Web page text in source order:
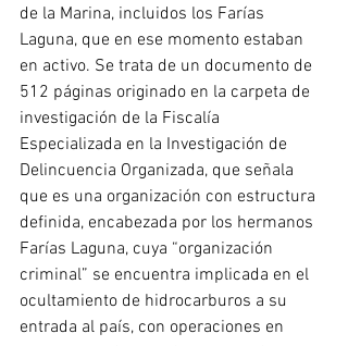
de la Marina, incluidos los Farías
Laguna, que en ese momento estaban
en activo. Se trata de un documento de
512 páginas originado en la carpeta de
investigación de la Fiscalía
Especializada en la Investigación de
Delincuencia Organizada, que señala
que es una organización con estructura
definida, encabezada por los hermanos
Farías Laguna, cuya “organización
criminal” se encuentra implicada en el
ocultamiento de hidrocarburos a su
entrada al país, con operaciones en